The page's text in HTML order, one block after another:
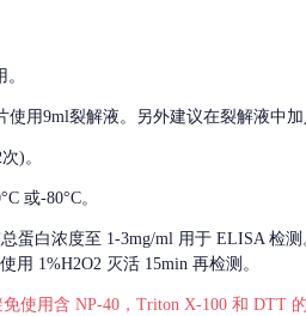
使用9ml裂解液。另外建议在裂解液中加
)。
或-80°C。
蛋白浓度至 1-3mg/ml 用于 ELISA 检
1%H2O2 灭活 15min 再检测。
使用含 NP-40，Triton X-100 和 DTT